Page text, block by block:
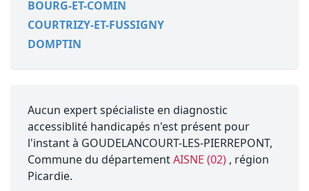
BOURG-ET-COMIN
COURTRIZY-ET-FUSSIGNY
DOMPTIN
Aucun expert spécialiste en diagnostic
accessiblité handicapés n'est présent pour
l'instant à GOUDELANCOURT-LES-PIERREPONT,
Commune du départementAISNE (02) , région
Picardie.